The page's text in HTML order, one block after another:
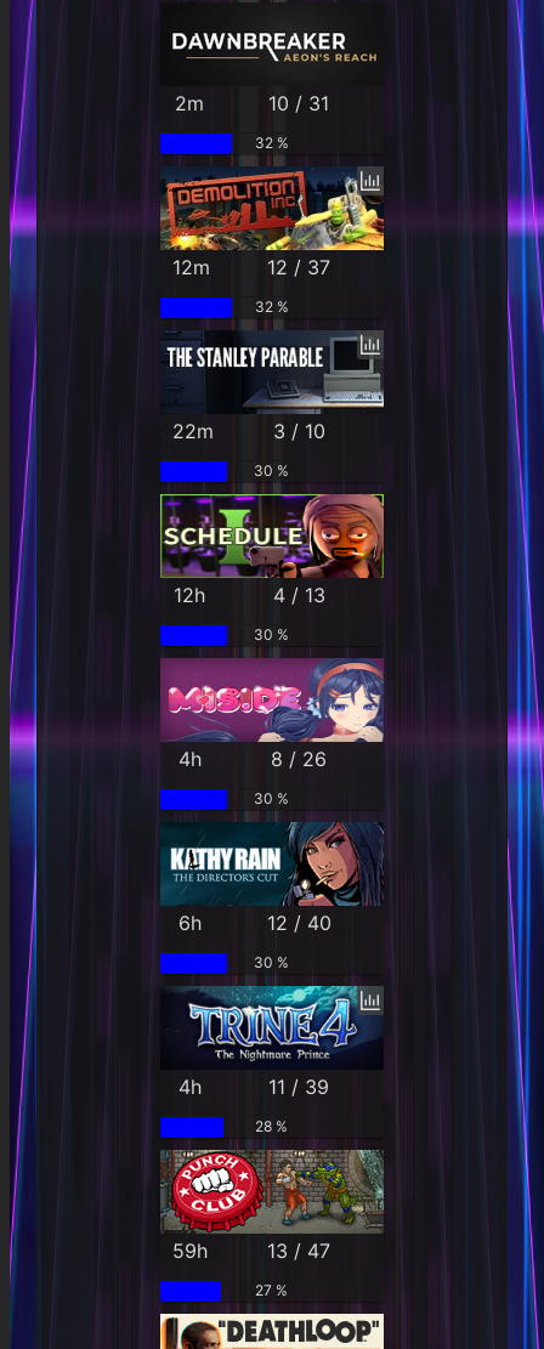
2m 10 / 31
32 %
12m 12 / 37
32 %
22m 3 / 10
30 %
12h 4 / 13
30 %
4h 8 / 26
30 %
6h 12 / 40
30 %
4h 11 / 39
28 %
59h 13 / 47
27 %